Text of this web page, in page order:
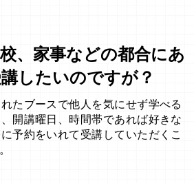
、家事などの都合にあ
したいのですが？
たブースで他人を気にせず学べる
開講曜日、時間帯であれば好きな
予約をいれて受講していただくこ